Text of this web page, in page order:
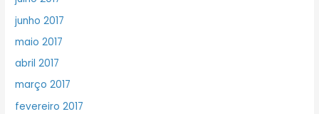
junho 2017
maio 2017
abril 2017
março 2017
fevereiro 2017